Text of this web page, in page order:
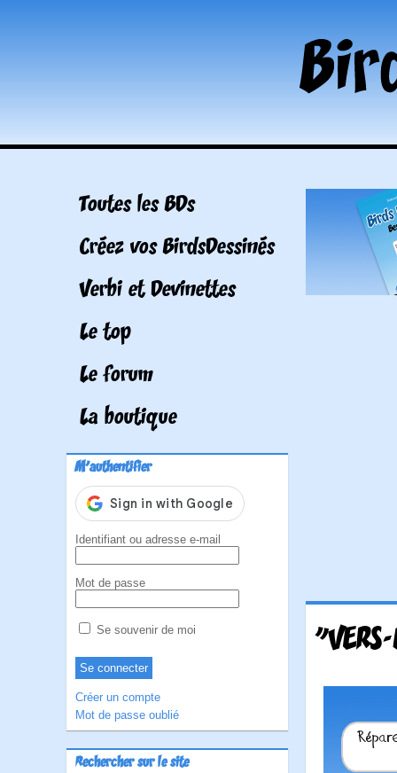
Toutes les BDs
Créez vos BirdsDessinés
Verbi et Devinettes
Le top
Le forum
La boutique
M'authentifier
Identifiant ou adresse e-mail
Mot de passe
Se souvenir de moi
Créer un compte
Mot de passe oublié
Rechercher sur le site